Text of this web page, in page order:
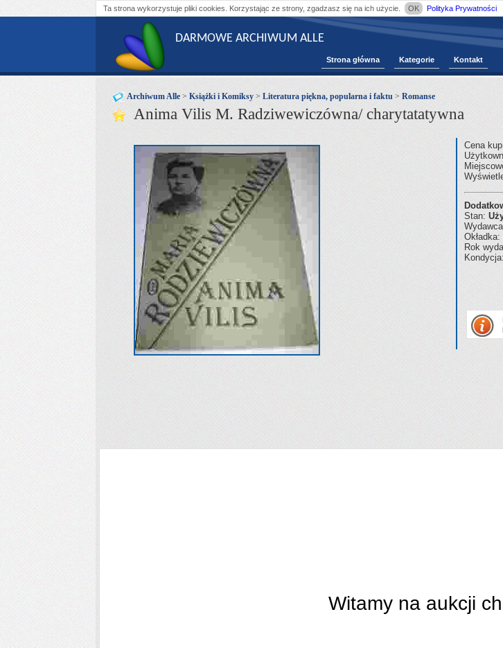
Ta strona wykorzystuje pliki cookies. Korzystając ze strony, zgadzasz się na ich użycie. OK Polityka Prywatności
DARMOWE ARCHIWUM ALLE
Strona główna Kategorie Kontakt
Archiwum Alle > Książki i Komiksy > Literatura piękna, popularna i faktu > Romanse
Anima Vilis M. Radziwewiczówna/ charytatatywna
Cena
Stan:
Okładka:
Rok
Kondycja:
Witamy na aukcji